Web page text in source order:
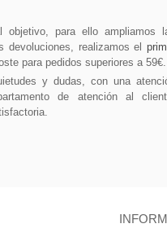
objetivo, para ello ampliamos
devoluciones, realizamos el
para pedidos superiores a 59€.
y dudas, con una
de atención al